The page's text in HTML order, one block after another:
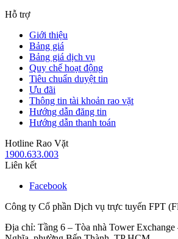
Hỗ trợ
Giới thiệu
Bảng giá
Bảng giá dịch vụ
Quy chế hoạt động
Tiêu chuẩn duyệt tin
Ưu đãi
Thông tin tài khoản rao vặt
Hướng dẫn đăng tin
Hướng dẫn thanh toán
Hotline Rao Vặt
1900.633.003
Liên kết
Facebook
Công ty Cổ phần Dịch vụ trực tuyến FPT
Địa chỉ: Tầng 6 – Tòa nhà Tower